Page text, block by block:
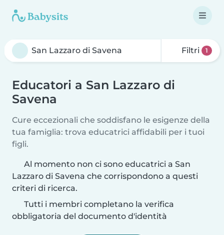
Filtri 1
Educatori a San Lazzaro di
Savena
Cure eccezionali che soddisfano le esigenze della
tua famiglia: trova educatrici affidabili per i tuoi
figli.
Al momento non ci sono educatrici a San
Lazzaro di Savena che corrispondono a questi
criteri di ricerca.
Tutti i membri completano la verifica
obbligatoria del documento d'identità